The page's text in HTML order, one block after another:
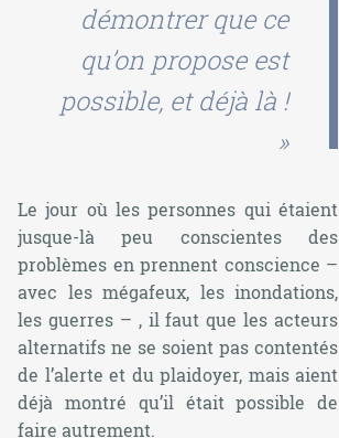
démontrer que ce
qu’on propose est
possible, et déjà là !
»
Le jour où les personnes qui étaient
jusque-là peu conscientes des
problèmes en prennent conscience –
avec les mégafeux, les inondations,
les guerres – , il faut que les acteurs
alternatifs ne se soient pas contentés
de l’alerte et du plaidoyer, mais aient
déjà montré qu’il était possible de
faire autrement.